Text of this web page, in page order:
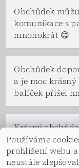
Obchůdek
komunikace s
mnohokrát 😋
Obchůdek
a je moc
balíček přišel
Krásný
problém se na
celá její rodina
všem nám vyšli
Používáme
prohlížení webu
neustále